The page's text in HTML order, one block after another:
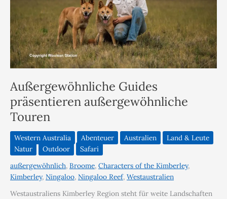
Außergewöhnliche Guides
präsentieren außergewöhnliche
Touren
Western Australia Abenteuer Australien
Land & Leute
Natur
Outdoor
Safari
außergewöhnlich, Broome, Characters of the Kimberley,
Kimberley, Ningaloo, Ningaloo Reef, Westaustralien
Westaustraliens Kimberley Region steht für weite Landschaften